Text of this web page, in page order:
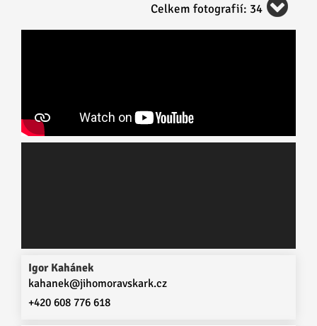
Celkem fotografií: 34
Igor Kahánek
kahanek@jihomoravskark.cz
+420 608 776 618